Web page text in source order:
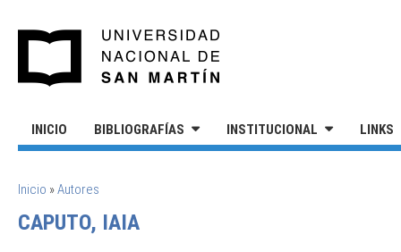
INICIO BIBLIOGRAFÍAS INSTITUCIONAL LINKS
SE ENCUENTRA USTED AQUÍ
Inicio »Autores
CAPUTO, IAIA